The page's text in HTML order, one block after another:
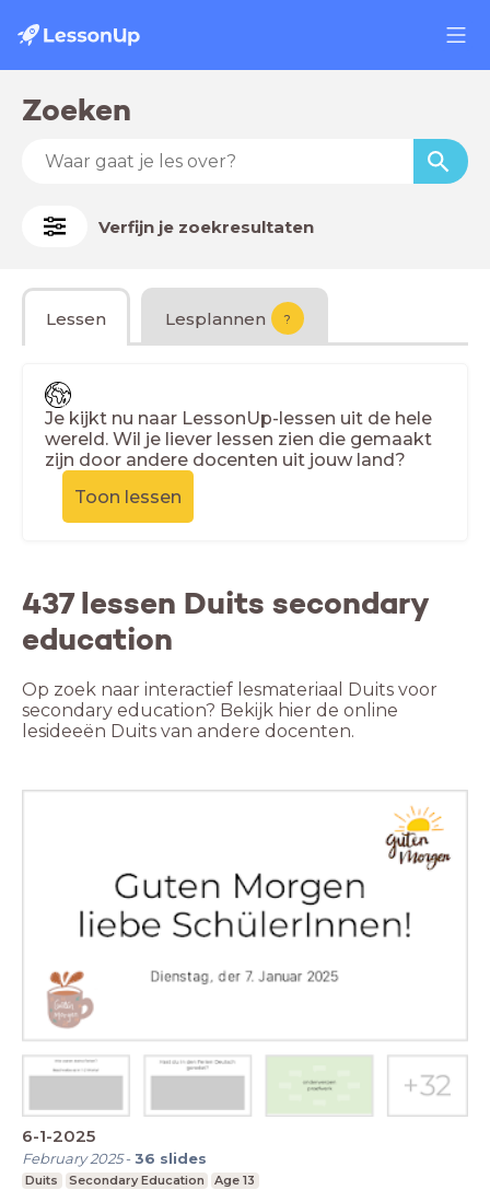
Zoeken
Verfijn je zoekresultaten
Lessen Lesplannen ?
Je kijkt nu naar LessonUp-lessen uit de hele
wereld. Wil je liever lessen zien die gemaakt
zijn door andere docenten uit jouw land?
Toon lessen
437 lessen Duits secondary
education
Op zoek naar interactief lesmateriaal Duits voor
secondary education? Bekijk hier de online
lesideeën Duits van andere docenten.
6-1-2025
February 2025-36 slides
Duits Secondary Education Age 13